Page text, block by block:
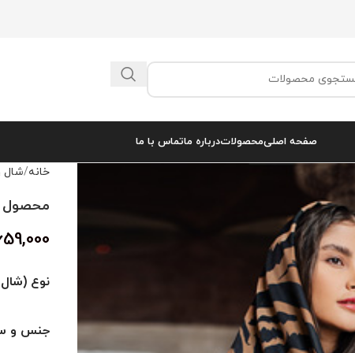
صفحه اصلیمحصولاتدرباره ماتماس با ما
خانه شال
محصول کد
نوع
جنس و